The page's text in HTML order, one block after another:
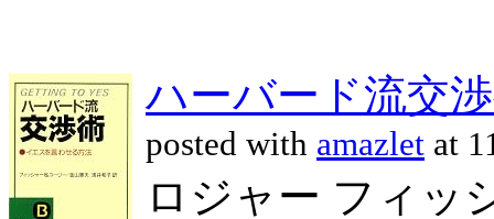
ハーバード流交
posted with amazlet at
ロジャー フィッ